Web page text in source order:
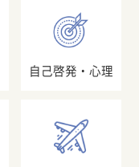
自己啓発・心理